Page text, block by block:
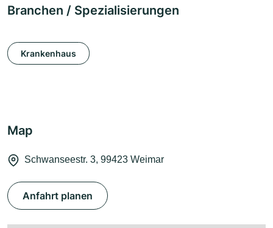
Branchen / Spezialisierungen
Krankenhaus
Map
Schwanseestr. 3, 99423 Weimar
Anfahrt planen